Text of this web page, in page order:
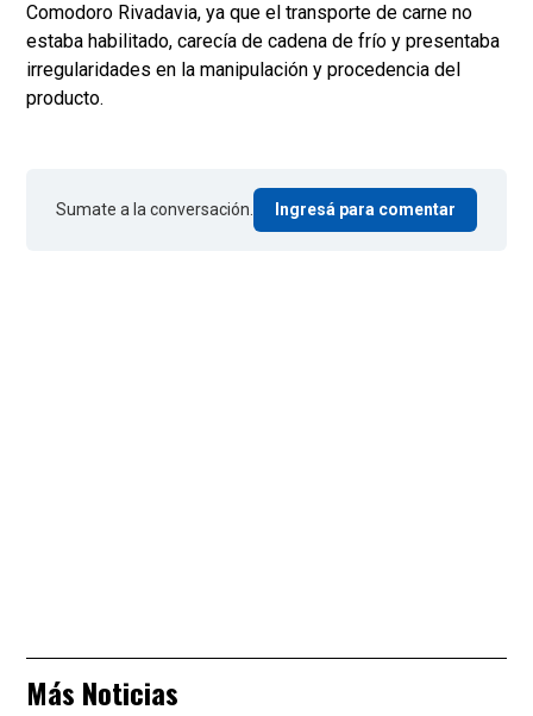
Comodoro Rivadavia, ya que el transporte de carne no
estaba habilitado, carecía de cadena de frío y presentaba
irregularidades en la manipulación y procedencia del
producto.
Sumate a la conversación. Ingresá para comentar
Más Noticias